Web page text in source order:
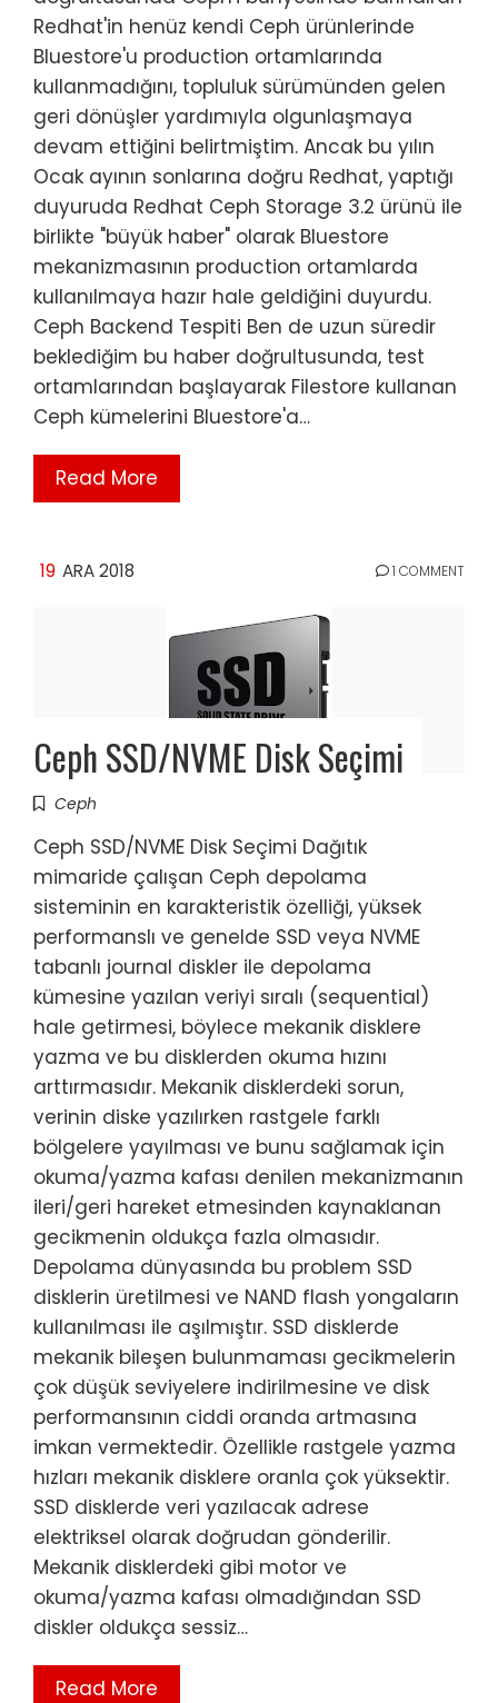
Redhat'in henüz kendi Ceph ürünlerinde
Bluestore'u production ortamlarında
kullanmadığını, topluluk sürümünden gelen
geri dönüşler yardımıyla olgunlaşmaya
devam ettiğini belirtmiştim. Ancak bu yılın
Ocak ayının sonlarına doğru Redhat, yaptığı
duyuruda Redhat Ceph Storage 3.2 ürünü ile
birlikte "büyük haber" olarak Bluestore
mekanizmasının production ortamlarda
kullanılmaya hazır hale geldiğini duyurdu.
Ceph Backend Tespiti Ben de uzun süredir
beklediğim bu haber doğrultusunda, test
ortamlarından başlayarak Filestore kullanan
Ceph kümelerini Bluestore'a…
Read More
19 ARA 2018 1 COMMENT
Ceph SSD/NVME Disk Seçimi
Ceph
Ceph SSD/NVME Disk Seçimi Dağıtık
mimaride çalışan Ceph depolama
sisteminin en karakteristik özelliği, yüksek
performanslı ve genelde SSD veya NVME
tabanlı journal diskler ile depolama
kümesine yazılan veriyi sıralı (sequential)
hale getirmesi, böylece mekanik disklere
yazma ve bu disklerden okuma hızını
arttırmasıdır. Mekanik disklerdeki sorun,
verinin diske yazılırken rastgele farklı
bölgelere yayılması ve bunu sağlamak için
okuma/yazma kafası denilen mekanizmanın
ileri/geri hareket etmesinden kaynaklanan
gecikmenin oldukça fazla olmasıdır.
Depolama dünyasında bu problem SSD
disklerin üretilmesi ve NAND flash yongaların
kullanılması ile aşılmıştır. SSD disklerde
mekanik bileşen bulunmaması gecikmelerin
çok düşük seviyelere indirilmesine ve disk
performansının ciddi oranda artmasına
imkan vermektedir. Özellikle rastgele yazma
hızları mekanik disklere oranla çok yüksektir.
SSD disklerde veri yazılacak adrese
elektriksel olarak doğrudan gönderilir.
Mekanik disklerdeki gibi motor ve
okuma/yazma kafası olmadığından SSD
diskler oldukça sessiz…
Read More